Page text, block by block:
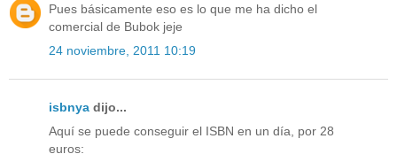
Pues básicamente eso es lo que me ha dicho el
comercial de Bubok jeje
24 noviembre, 2011 10:19
isbnya dijo...
Aquí se puede conseguir el ISBN en un día, por 28
euros: